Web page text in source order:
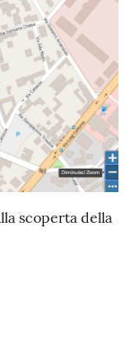
scoperta della